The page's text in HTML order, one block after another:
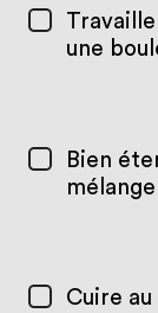
une
Bien
Cuire